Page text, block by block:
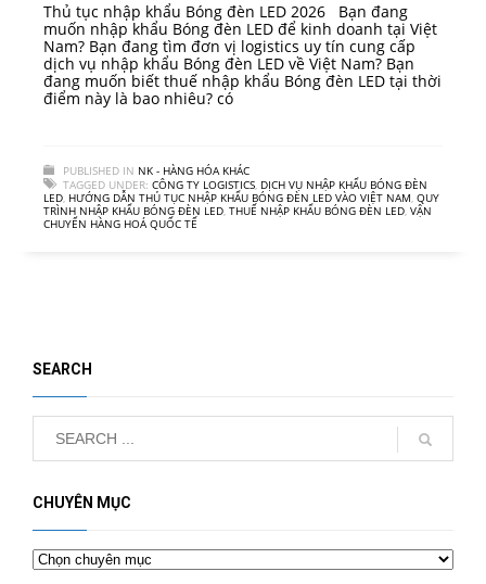
Thủ tục nhập khẩu Bóng đèn LED 2026 Bạn đang
muốn nhập khẩu Bóng đèn LED để kinh doanh tại Việt
Nam? Bạn đang tìm đơn vị logistics uy tín cung cấp
dịch vụ nhập khẩu Bóng đèn LED về Việt Nam? Bạn
đang muốn biết thuế nhập khẩu Bóng đèn LED tại thời
điểm này là bao nhiêu? có
PUBLISHED IN NK - HÀNG HÓA KHÁC
TAGGED UNDER: CÔNG TY LOGISTICS, DỊCH VỤ NHẬP KHẨU BÓNG ĐÈN
LED, HƯỚNG DẪN THỦ TỤC NHẬP KHẨU BÓNG ĐÈN LED VÀO VIỆT NAM, QUY
TRÌNH NHẬP KHẨU BÓNG ĐÈN LED, THUẾ NHẬP KHẨU BÓNG ĐÈN LED, VẬN
CHUYỂN HÀNG HOÁ QUỐC TẾ
SEARCH
CHUYÊN MỤC
Chuyên
mục